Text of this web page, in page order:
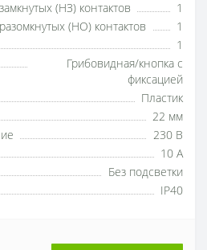
(НЗ) контактов
1
(НО) контактов
1
1
Грибовидная/кнопка с
фиксацией
Пластик
22 мм
230 В
10 А
Без подсветки
IP40